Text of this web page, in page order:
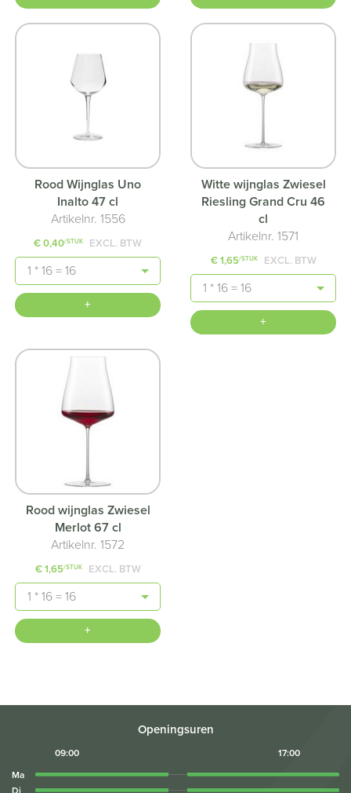
Rood Wijnglas Uno
Inalto 47 cl
Artikelnr. 1556
€ 0,40/STUK EXCL. BTW
Aantal
+
Witte wijnglas Zwiesel
Riesling Grand Cru 46
cl
Artikelnr. 1571
€ 1,65/STUK EXCL. BTW
Aantal
+
Rood wijnglas Zwiesel
Merlot 67 cl
Artikelnr. 1572
€ 1,65/STUK EXCL. BTW
Aantal
+
Openingsuren
09:00
17:00
Ma
Di